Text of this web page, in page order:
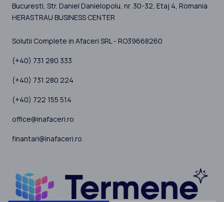
Bucuresti, Str. Daniel Danielopolu, nr. 30-32, Etaj 4, Romania
HERASTRAU BUSINESS CENTER
Solutii Complete in Afaceri SRL - RO39668260
(+40) 731 280 333
(+40) 731 280 224
(+40) 722 155 514
office@inafaceri.ro
finantari@inafaceri.ro